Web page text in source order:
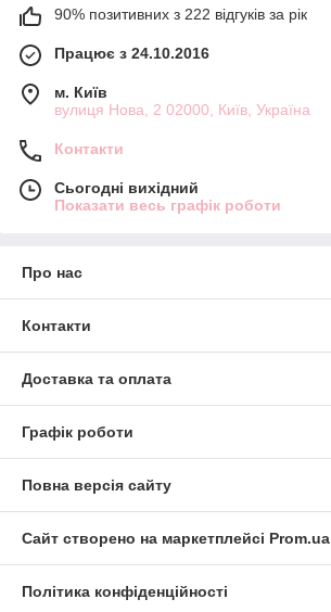
90% позитивних з 222 відгуків за рік
Працює з 24.10.2016
м. Київ
вулиця Нова, 2 02000, Київ, Україна
Контакти
Сьогодні вихідний
Показати весь графік роботи
Про нас
Контакти
Доставка та оплата
Графік роботи
Повна версія сайту
Сайт створено на маркетплейсі Prom.ua
Політика конфіденційності